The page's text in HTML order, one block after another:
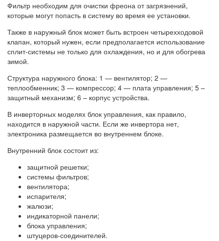
Фильтр необходим для очистки фреона от загрязнений,
которые могут попасть в систему во время ее установки.
Также в наружный блок может быть встроен четырехходовой
клапан, который нужен, если предполагается использование
сплит-системы не только для охлаждения, но и для обогрева
зимой.
Структура наружного блока: 1 — вентилятор; 2 —
теплообменник; 3 — компрессор; 4 — плата управления; 5 –
защитный механизм; 6 – корпус устройства.
В инверторных моделях блок управления, как правило,
находится в наружной части. Если же инвертора нет,
электроника размещается во внутреннем блоке.
Внутренний блок состоит из:
защитной решетки;
системы фильтров;
вентилятора;
испарителя;
жалюзи;
индикаторной панели;
блока управления;
штуцеров-соединителей.